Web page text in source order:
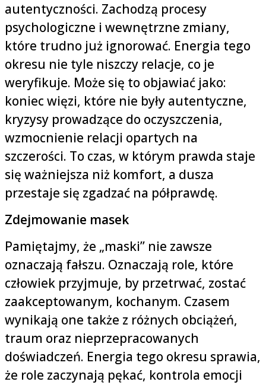
autentyczności. Zachodzą procesy
psychologiczne i wewnętrzne zmiany,
które trudno już ignorować. Energia tego
okresu nie tyle niszczy relacje, co je
weryfikuje. Może się to objawiać jako:
koniec więzi, które nie były autentyczne,
kryzysy prowadzące do oczyszczenia,
wzmocnienie relacji opartych na
szczerości. To czas, w którym prawda staje
się ważniejsza niż komfort, a dusza
przestaje się zgadzać na półprawdę.
Zdejmowanie masek
Pamiętajmy, że „maski” nie zawsze
oznaczają fałszu. Oznaczają role, które
człowiek przyjmuje, by przetrwać, zostać
zaakceptowanym, kochanym. Czasem
wynikają one także z różnych obciążeń,
traum oraz nieprzepracowanych
doświadczeń. Energia tego okresu sprawia,
że role zaczynają pękać, kontrola emocji